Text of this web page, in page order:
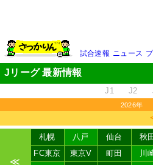
試合速報 ニュース
Jリーグ 最新情報
J1 J2
2026年
≪
札幌 八戸 仙台 秋田
FC東京
東京V 町田 川